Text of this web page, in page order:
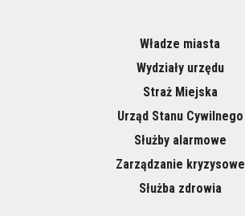
Władze miasta
Wydziały urzędu
Straż Miejska
Urząd Stanu Cywilnego
Służby alarmowe
Zarządzanie kryzysowe
Służba zdrowia